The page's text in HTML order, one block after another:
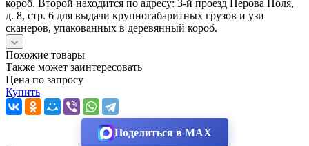
короб. Второй находится по адресу: 3-й проезд Перова Поля,
д. 8, стр. 6 для выдачи крупногабаритных грузов и узи
сканеров, упакованных в деревянный короб.
Похожие товары
Также может заинтересовать
Цена по запросу
Купить
Поделиться в MAX